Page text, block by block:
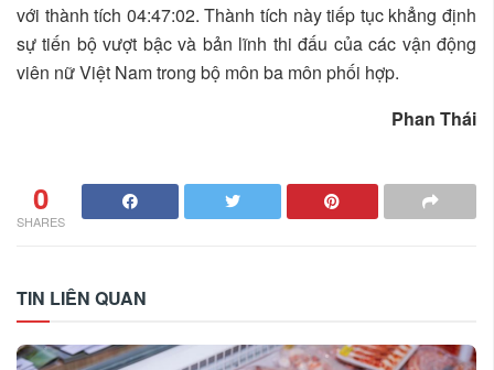
với thành tích 04:47:02. Thành tích này tiếp tục khẳng định
sự tiến bộ vượt bậc và bản lĩnh thi đấu của các vận động
viên nữ Việt Nam trong bộ môn ba môn phối hợp.
Phan Thái
0
SHARES
TIN LIÊN QUAN